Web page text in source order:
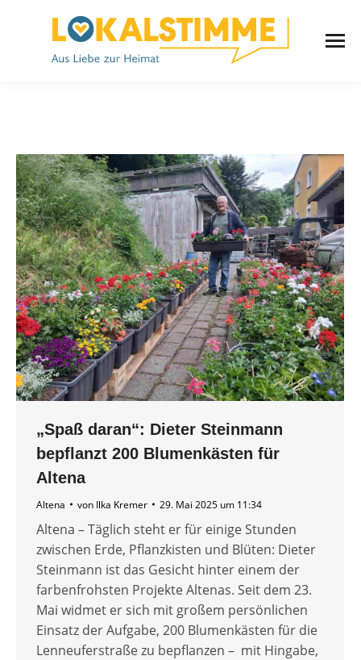
„Spaß daran“: Dieter Steinmann
bepflanzt 200 Blumenkästen für
Altena
Altena von Ilka Kremer 29. Mai 2025 um 11:34
Altena – Täglich steht er für einige Stunden
zwischen Erde, Pflanzkisten und Blüten: Dieter
Steinmann ist das Gesicht hinter einem der
farbenfrohsten Projekte Altenas. Seit dem 23.
Mai widmet er sich mit großem persönlichen
Einsatz der Aufgabe, 200 Blumenkästen für die
Lenneuferstraße zu bepflanzen – mit Hingabe,